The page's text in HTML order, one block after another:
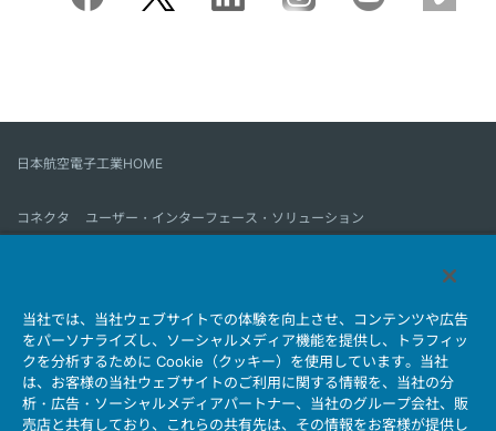
日本航空電子工業HOME
コネクタ
ユーザー・インターフェース・ソリューション
会社情報 サステナビリティ IR情報 採用情報
会社情報新着一覧
製品情報新着一覧
サイトマップ お問い合わせ
当社では、当社ウェブサイトでの体験を向上させ、コンテンツや広告
をパーソナライズし、ソーシャルメディア機能を提供し、トラフィッ
クを分析するために Cookie（クッキー）を使用しています。当社
は、お客様の当社ウェブサイトのご利用に関する情報を、当社の分
析・広告・ソーシャルメディアパートナー、当社のグループ会社、販
売店と共有しており、これらの共有先は、その情報をお客様が提供し